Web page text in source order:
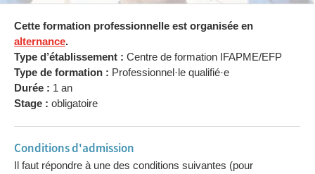
Cette formation professionnelle est organisée en
alternance.
Type d’établissement : Centre de formation IFAPME/EFP
Type de formation : Professionnel·le qualifié·e
Durée : 1 an
Stage : obligatoire
Conditions d'admission
Il faut répondre à une des conditions suivantes (pour